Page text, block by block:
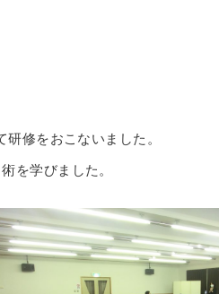
修をおこないました。
を学びました。